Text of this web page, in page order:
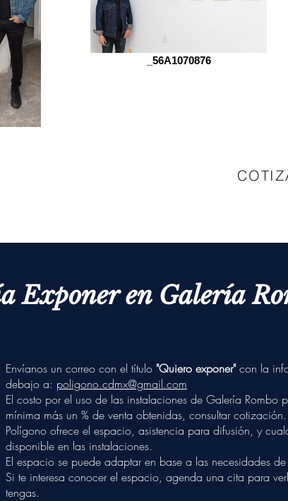
_56A1070876
Exponer en Galería
Envíanos un correo con el título "Quiero exponer"con la
debajo a: poligono.cdmx@gmail.com
El costo por el uso de las instalaciones de Galería Rombo
mínima más un % de venta obtenidas, consultar cotización.
Polígono ofrece el espacio, asistencia para difusión, y
disponible en las instalaciones.
El espacio se puede adaptar en base a las necesidades
Si te interesa conocer el espacio, agenda una cita para
tengas.